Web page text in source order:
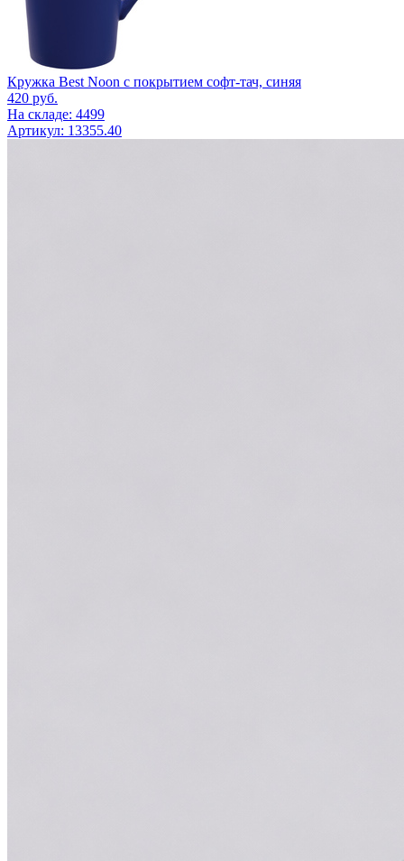
Кружка Best Noon с покрытием софт-тач, синяя
420 руб.
На складе: 4499
Артикул: 13355.40